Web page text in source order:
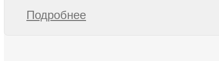
Подробнее